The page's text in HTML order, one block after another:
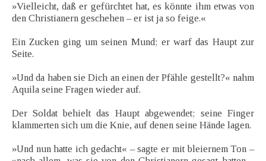
»Vielleicht, daß er gefürchtet hat, es könnte ihm etwas von
den Christianern geschehen – er ist ja so feige.«
Ein Zucken ging um seinen Mund; er warf das Haupt zur
Seite.
»Und da haben sie Dich an einen der Pfähle gestellt?« nahm
Aquila seine Fragen wieder auf.
Der Soldat behielt das Haupt abgewendet; seine Finger
klammerten sich um die Knie, auf denen seine Hände lagen.
»Und nun hatte ich gedacht« – sagte er mit bleiernem Ton –